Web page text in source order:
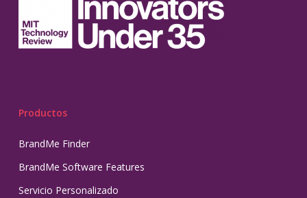
Productos
BrandMe Finder
BrandMe Software Features
Servicio Personalizado